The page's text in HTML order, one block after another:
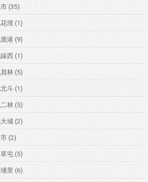
(35)
壇 (1)
港 (9)
西 (1)
林 (5)
斗 (1)
林 (5)
城 (2)
(2)
屯 (5)
里 (6)